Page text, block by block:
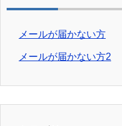
メールが届かない方
メールが届かない方2